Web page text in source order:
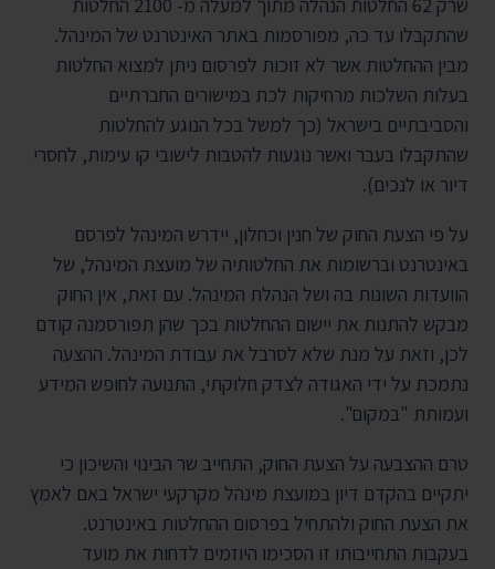
שהתקבלו עד כה, מפורסמות באתר האינטרנט של המינהל.
מבין ההחלטות אשר לא זוכות לפרסום ניתן למצוא החלטות
בעלות השלכות מרחיקות לכת במישורים החברתיים
והסביבתיים בישראל (כך למשל בכל הנוגע להחלטות
שהתקבלו בעבר ואשר נוגעות להטבות לישובי קו עימות, לחסרי
דיור או לנכים).
על פי הצעת החוק של חנין וכחלון, יידרש המינהל לפרסם
באינטרנט וברשומות את החלטותיה של מועצת המינהל, של
הוועדות השונות בה ושל הנהלת המינהל. עם זאת, אין החוק
מבקש להתנות את יישום ההחלטות בכך שהן תפורסמנה קודם
לכן, וזאת על מנת שלא לסרבל את עבודת המינהל. ההצעה
נתמכת על ידי האגודה לצדק חלוקתי, התנועה לחופש המידע
ועמותת "במקום".
טרם ההצבעה על הצעת החוק, התחייב שר הבינוי והשיכון כי
יתקיים בהקדם דיון במועצת מינהל מקרקעי ישראל באם לאמץ
את הצעת החוק ולהתחיל בפרסום ההחלטות באינטרנט.
בעקבות התחייבותו זו הסכימו היוזמים לדחות את מועד